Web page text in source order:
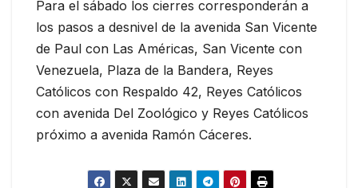
Para el sábado los cierres corresponderán a
los pasos a desnivel de la avenida San Vicente
de Paul con Las Américas, San Vicente con
Venezuela, Plaza de la Bandera, Reyes
Católicos con Respaldo 42, Reyes Católicos
con avenida Del Zoológico y Reyes Católicos
próximo a avenida Ramón Cáceres.